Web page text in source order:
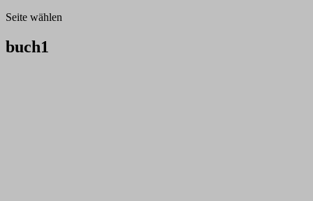
Seite wählen
buch1